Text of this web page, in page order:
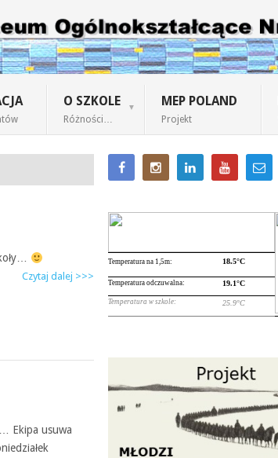
O SZKOLE
Różności…
MEP POLAND
Projekt
Czytaj dalej >>>
Ekipa usuwa